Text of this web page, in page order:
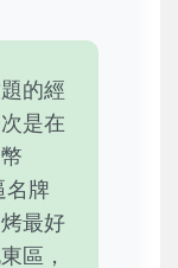
的經
是在
名牌
最好
區，